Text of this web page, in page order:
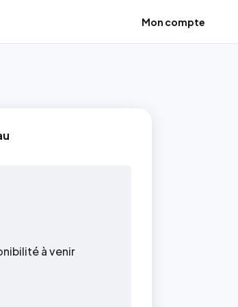
Mon compte
à venir